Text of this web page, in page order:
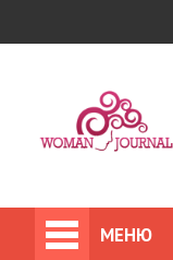
МЕНЮ